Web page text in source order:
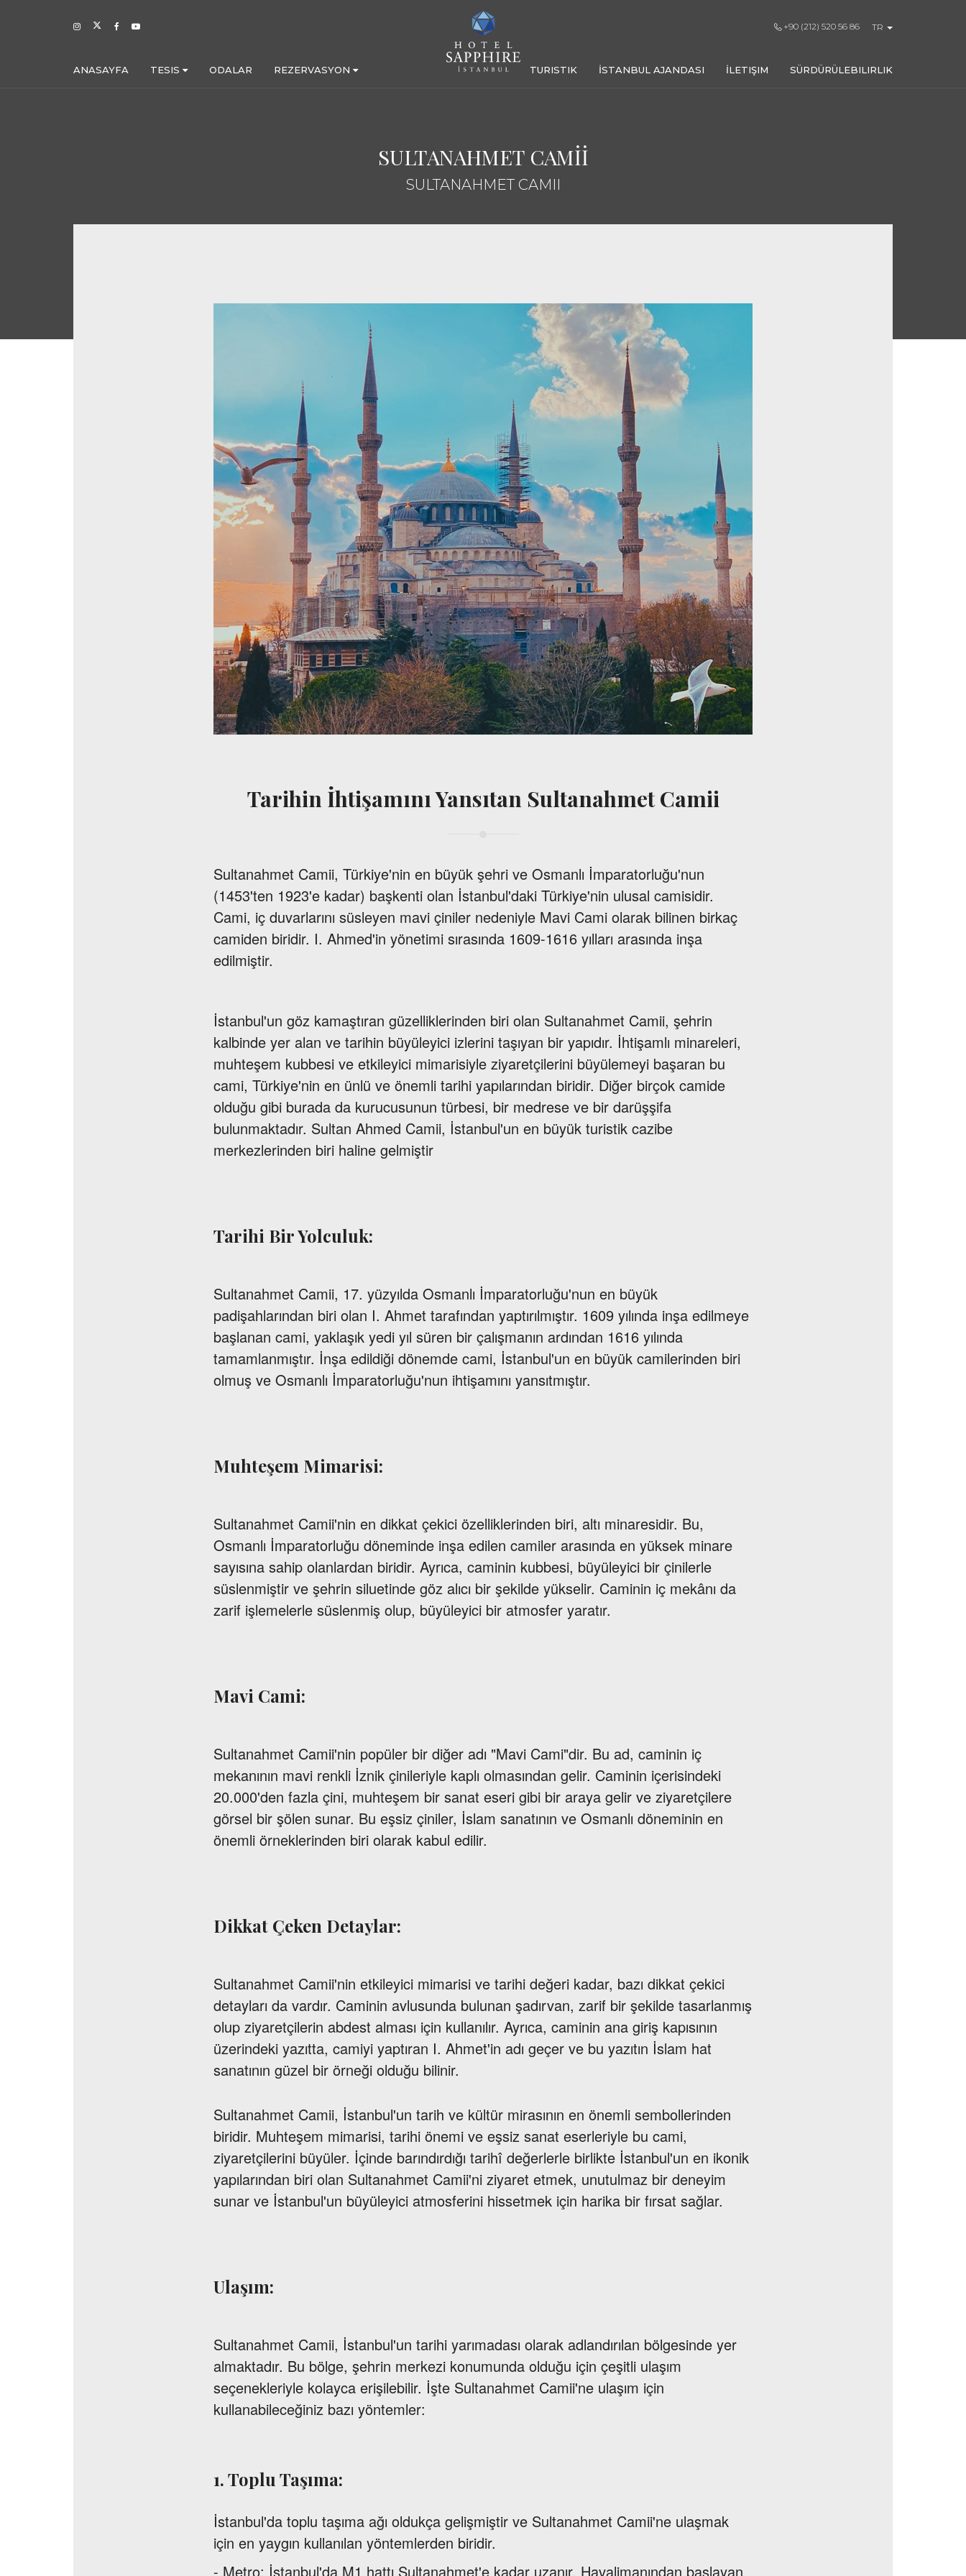
+90 (212) 520 56 86 TR
ANASAYFA TESIS ODALAR REZERVASYON TURISTIK İSTANBUL AJANDASI İLETIŞIM SÜRDÜRÜLEBILIRLIK
SULTANAHMET CAMİİ
SULTANAHMET CAMII
Tarihin İhtişamını Yansıtan Sultanahmet Camii
Sultanahmet Camii, Türkiye'nin en büyük şehri ve Osmanlı İmparatorluğu'nun
(1453'ten 1923'e kadar) başkenti olan İstanbul'daki Türkiye'nin ulusal camisidir.
Cami, iç duvarlarını süsleyen mavi çiniler nedeniyle Mavi Cami olarak bilinen birkaç
camiden biridir. I. Ahmed'in yönetimi sırasında 1609-1616 yılları arasında inşa
edilmiştir.
İstanbul'un göz kamaştıran güzelliklerinden biri olan Sultanahmet Camii, şehrin
kalbinde yer alan ve tarihin büyüleyici izlerini taşıyan bir yapıdır. İhtişamlı minareleri,
muhteşem kubbesi ve etkileyici mimarisiyle ziyaretçilerini büyülemeyi başaran bu
cami, Türkiye'nin en ünlü ve önemli tarihi yapılarından biridir. Diğer birçok camide
olduğu gibi burada da kurucusunun türbesi, bir medrese ve bir darüşşifa
bulunmaktadır. Sultan Ahmed Camii, İstanbul'un en büyük turistik cazibe
merkezlerinden biri haline gelmiştir
Tarihi Bir Yolculuk:
Sultanahmet Camii, 17. yüzyılda Osmanlı İmparatorluğu'nun en büyük
padişahlarından biri olan I. Ahmet tarafından yaptırılmıştır. 1609 yılında inşa edilmeye
başlanan cami, yaklaşık yedi yıl süren bir çalışmanın ardından 1616 yılında
tamamlanmıştır. İnşa edildiği dönemde cami, İstanbul'un en büyük camilerinden biri
olmuş ve Osmanlı İmparatorluğu'nun ihtişamını yansıtmıştır.
Muhteşem Mimarisi:
Sultanahmet Camii'nin en dikkat çekici özelliklerinden biri, altı minaresidir. Bu,
Osmanlı İmparatorluğu döneminde inşa edilen camiler arasında en yüksek minare
sayısına sahip olanlardan biridir. Ayrıca, caminin kubbesi, büyüleyici bir çinilerle
süslenmiştir ve şehrin siluetinde göz alıcı bir şekilde yükselir. Caminin iç mekânı da
zarif işlemelerle süslenmiş olup, büyüleyici bir atmosfer yaratır.
Mavi Cami:
Sultanahmet Camii'nin popüler bir diğer adı "Mavi Cami"dir. Bu ad, caminin iç
mekanının mavi renkli İznik çinileriyle kaplı olmasından gelir. Caminin içerisindeki
20.000'den fazla çini, muhteşem bir sanat eseri gibi bir araya gelir ve ziyaretçilere
görsel bir şölen sunar. Bu eşsiz çiniler, İslam sanatının ve Osmanlı döneminin en
önemli örneklerinden biri olarak kabul edilir.
Dikkat Çeken Detaylar:
Sultanahmet Camii'nin etkileyici mimarisi ve tarihi değeri kadar, bazı dikkat çekici
detayları da vardır. Caminin avlusunda bulunan şadırvan, zarif bir şekilde tasarlanmış
olup ziyaretçilerin abdest alması için kullanılır. Ayrıca, caminin ana giriş kapısının
üzerindeki yazıtta, camiyi yaptıran I. Ahmet'in adı geçer ve bu yazıtın İslam hat
sanatının güzel bir örneği olduğu bilinir.
Sultanahmet Camii, İstanbul'un tarih ve kültür mirasının en önemli sembollerinden
biridir. Muhteşem mimarisi, tarihi önemi ve eşsiz sanat eserleriyle bu cami,
ziyaretçilerini büyüler. İçinde barındırdığı tarihî değerlerle birlikte İstanbul'un en ikonik
yapılarından biri olan Sultanahmet Camii'ni ziyaret etmek, unutulmaz bir deneyim
sunar ve İstanbul'un büyüleyici atmosferini hissetmek için harika bir fırsat sağlar.
Ulaşım:
Sultanahmet Camii, İstanbul'un tarihi yarımadası olarak adlandırılan bölgesinde yer
almaktadır. Bu bölge, şehrin merkezi konumunda olduğu için çeşitli ulaşım
seçenekleriyle kolayca erişilebilir. İşte Sultanahmet Camii'ne ulaşım için
kullanabileceğiniz bazı yöntemler:
1. Toplu Taşıma:
İstanbul'da toplu taşıma ağı oldukça gelişmiştir ve Sultanahmet Camii'ne ulaşmak
için en yaygın kullanılan yöntemlerden biridir.
- Metro: İstanbul'da M1 hattı Sultanahmet'e kadar uzanır. Havalimanından başlayan